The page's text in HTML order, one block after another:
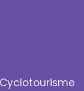
Cyclotourisme